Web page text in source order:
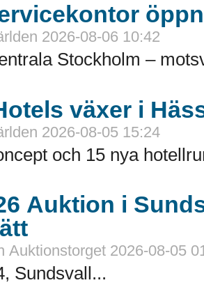
2026-08-06 10:42
Stockholm –
växer i
2026-08-05 15:24
och 15 nya
och
Auktionstorget 2026-08-05
Sundsvall...